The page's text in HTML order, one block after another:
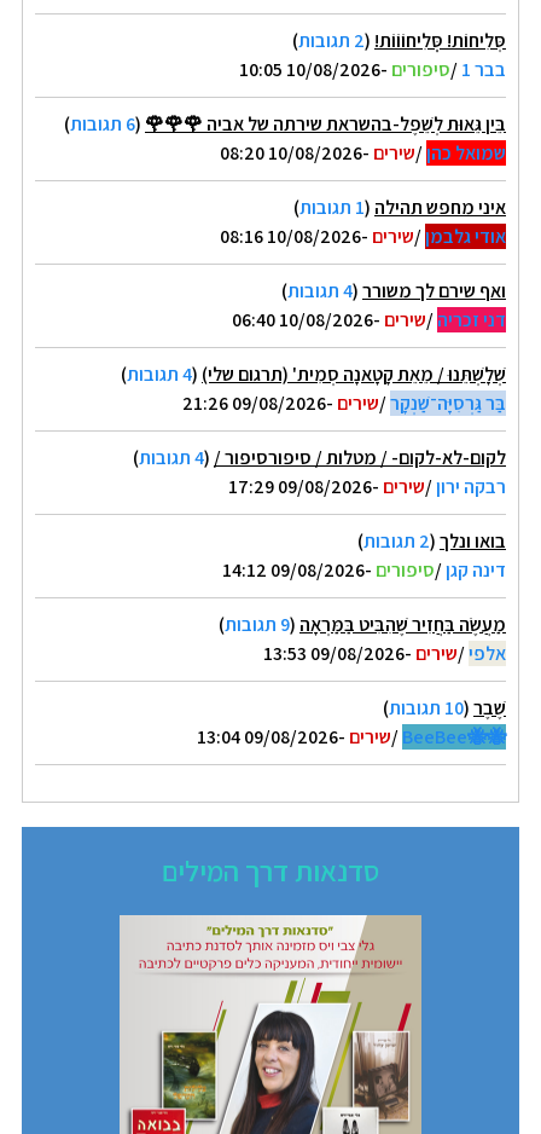
סְּלִיחוֹת! סְְּלִיחוֹוֹוֹת! (2 תגובות
)
בבר 1
/סיפורים -10/08/2026 10:05
בֵּין גֵּאוּת לְשֵׁפֶל-בהשראת שירתה של אביה 🌹🌹🌹 (6 תגובות
)
שמואל כהן/שירים -10/08/2026 08:20
איני מחפש תהילה (1 תגובות
)
אודי גלבמן/שירים -10/08/2026 08:16
ואף שירם לך משורר(4 תגובות
)
דני זכריה/שירים -10/08/2026 06:40
שְׁלָשְׁתֵּנוּ / מֵאֵת קָטָאנָה סְמִית' (תרגום שלי) (4 תגובות
)
בַּר גַּרְסִיָּה־שַׁנְקָר/שירים -09/08/2026 21:26
לקום-לא-לקום- / מטלות / סיפורסיפור / (4 תגובות
)
רבקה ירון/שירים -09/08/2026 17:29
בואו ונלך(2 תגובות
)
דינה קגן/סיפורים -09/08/2026 14:12
מַעֲשֶׂה בַּחֲזִיר שֶׁהִבִּיט בַּמַּרְאָה (9 תגובות
)
אלפי/שירים -09/08/2026 13:53
שֶׁבֶר(10 תגובות
)
🐝🐝BeeBee
/שירים -09/08/2026 13:04
סדנאות דרך המילים